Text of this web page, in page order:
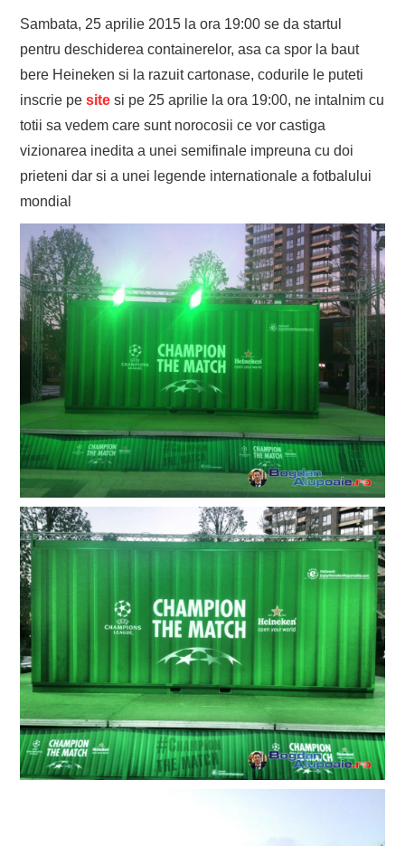
Sambata, 25 aprilie 2015 la ora 19:00 se da startul
pentru deschiderea containerelor, asa ca spor la baut
bere Heineken si la razuit cartonase, codurile le puteti
inscrie pesite si pe 25 aprilie la ora 19:00, ne intalnim cu
totii sa vedem care sunt norocosii ce vor castiga
vizionarea inedita a unei semifinale impreuna cu doi
prieteni dar si a unei legende internationale a fotbalului
mondial